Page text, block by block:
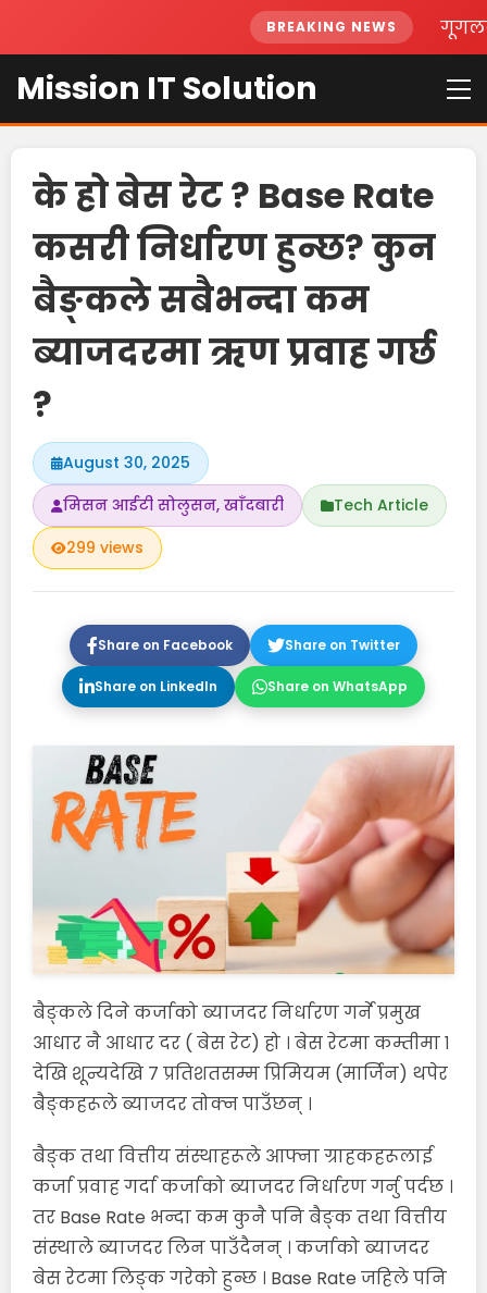
BREAKING NEWS
Mission IT Solution
के हो बेस रेट ? Base Rate
कसरी निर्धारण हुन्छ? कुन
बैङ्कले सबैभन्दा कम
ब्याजदरमा ऋण प्रवाह गर्छ
?
August 30, 2025
मिसन आईटी सोलुसन, खाँदबारी
Tech Article
299 views
Share on Facebook Share on Twitter
Share on LinkedIn Share on WhatsApp
बैङ्कले दिने कर्जाको ब्याजदर निर्धारण गर्ने प्रमुख
आधार नै आधार दर ( बेस रेट) हो । बेस रेटमा कम्तीमा १
देखि शून्यदेखि 7 प्रतिशतसम्म प्रिमियम (मार्जिन) थपेर
बैङ्कहरूले ब्याजदर तोक्न पाउँछन् ।
बैङ्क तथा वित्तीय संस्थाहरूले आफ्ना ग्राहकहरूलाई
कर्जा प्रवाह गर्दा कर्जाको ब्याजदर निर्धारण गर्नु पर्दछ ।
तर Base Rate भन्दा कम कुनै पनि बैङ्क तथा वित्तीय
संस्थाले ब्याजदर लिन पाउँदैनन् । कर्जाको ब्याजदर
बेस रेटमा लिङ्क गरेको हुन्छ । Base Rate जहिले पनि